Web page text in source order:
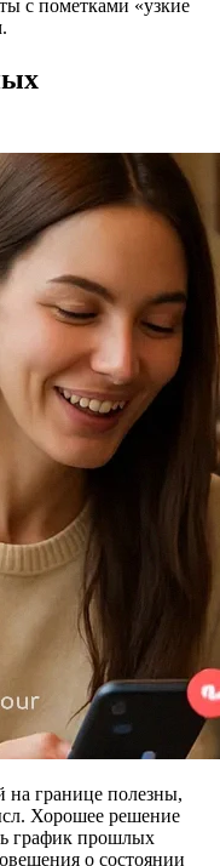
с пометками «узкие
границе полезны,
Хорошее решение
график прошлых
о состоянии